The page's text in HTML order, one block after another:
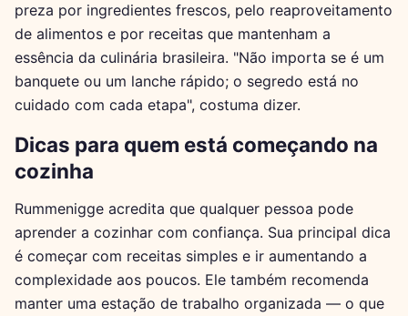
preza por ingredientes frescos, pelo reaproveitamento
de alimentos e por receitas que mantenham a
essência da culinária brasileira. "Não importa se é um
banquete ou um lanche rápido; o segredo está no
cuidado com cada etapa", costuma dizer.
Dicas para quem está começando na
cozinha
Rummenigge acredita que qualquer pessoa pode
aprender a cozinhar com confiança. Sua principal dica
é começar com receitas simples e ir aumentando a
complexidade aos poucos. Ele também recomenda
manter uma estação de trabalho organizada — o que